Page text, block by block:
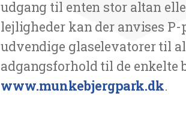
udgang til enten stor altan
lejligheder kan der anvises
udvendige glaselevatorer til
adgangsforhold til de enkelte
www.munkebjergpark.dk.